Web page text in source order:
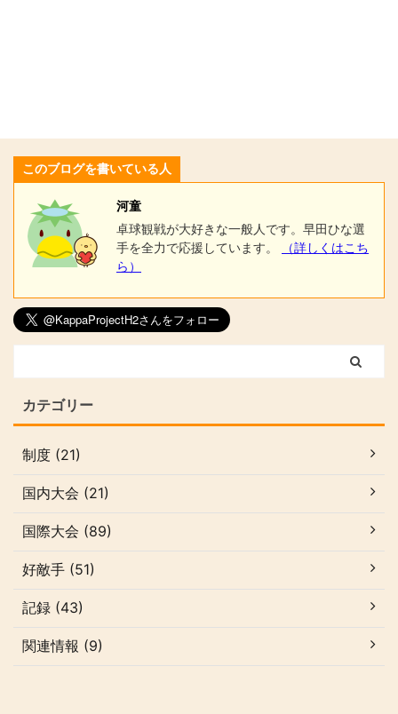
このブログを書いている人
河童
卓球観戦が大好きな一般人です。早田ひな選
手を全力で応援しています。
（詳しくはこち
ら）
カテゴリー
制度 (21)
国内大会 (21)
国際大会 (89)
好敵手 (51)
記録 (43)
関連情報 (9)